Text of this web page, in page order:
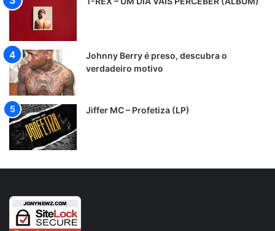
Johnny Berry é preso, descubra o
verdadeiro motivo
Jiffer MC – Profetiza (LP)